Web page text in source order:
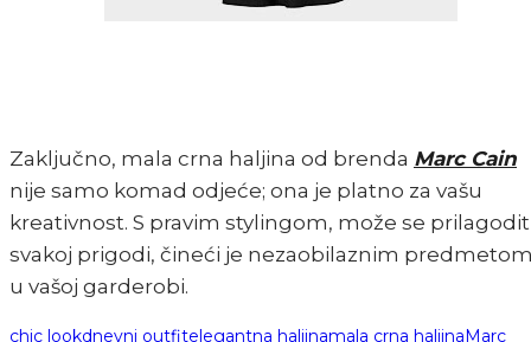
Zaključno, mala crna haljina od brenda Marc Cain
nije samo komad odjeće; ona je platno za vašu
kreativnost. S pravim stylingom, može se
svakoj prigodi, čineći je nezaobilaznim
u vašoj garderobi.
chic lookdnevni outfitelegantna haljinamala crna haljinaMarc